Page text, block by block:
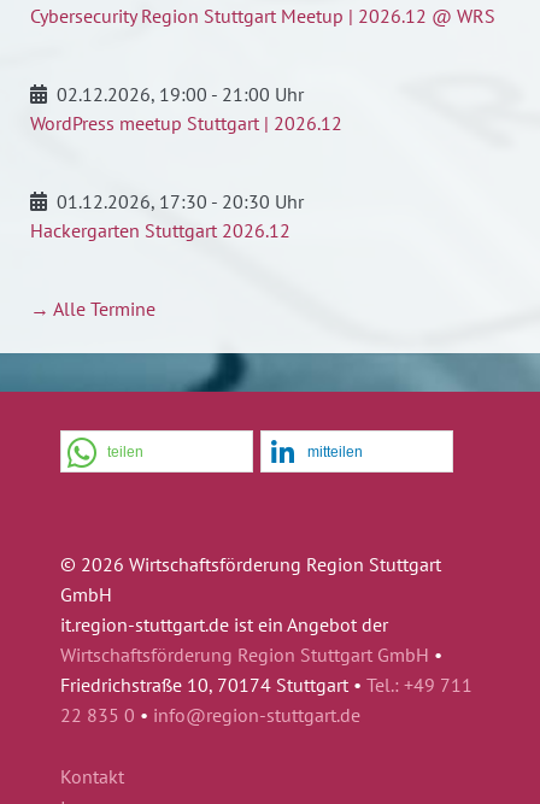
Cybersecurity Region Stuttgart Meetup | 2026.12 @ WRS
02.12.2026, 19:00 - 21:00 Uhr
WordPress meetup Stuttgart | 2026.12
01.12.2026, 17:30 - 20:30 Uhr
Hackergarten Stuttgart 2026.12
→ Alle Termine
teilen mitteilen
© 2026 Wirtschaftsförderung Region Stuttgart
GmbH
it.region-stuttgart.de ist ein Angebot der
Wirtschaftsförderung Region Stuttgart GmbH •
Friedrichstraße 10, 70174 Stuttgart • Tel.: +49 711
22 835 0 • info@region-stuttgart.de
Kontakt